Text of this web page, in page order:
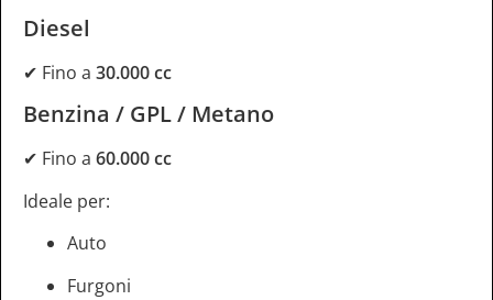
Diesel
✔ Fino a 30.000 cc
Benzina / GPL / Metano
✔ Fino a 60.000 cc
Ideale per:
Auto
Furgoni